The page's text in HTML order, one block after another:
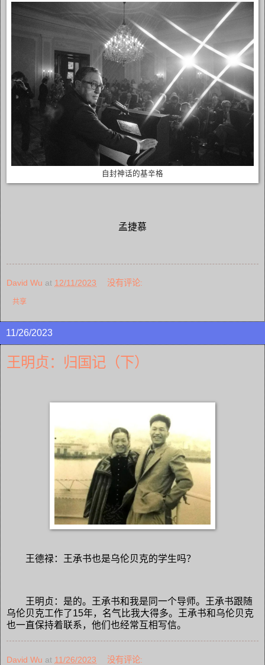
自封神话的基辛格
孟捷慕
David Wu at 12/11/2023 没有评论:
共享
11/26/2023
王明贞：归国记（下）
王德禄：王承书也是乌伦贝克的学生吗？
王明贞：是的。王承书和我是同一个导师。王承书跟随
乌伦贝克工作了15年，名气比我大得多。王承书和乌伦贝克
也一直保持着联系，他们也经常互相写信。
David Wu at 11/26/2023 没有评论: